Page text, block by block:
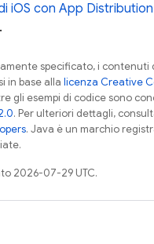
iOS con App
.
specificato, i contenuti
in base alla licenza Creative
gli esempi di codice sono
. Per ulteriori dettagli,
. Java è un marchio
2026-07-29 UTC.